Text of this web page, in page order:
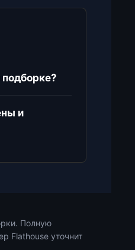
и
Полную
Flathouse уточнит